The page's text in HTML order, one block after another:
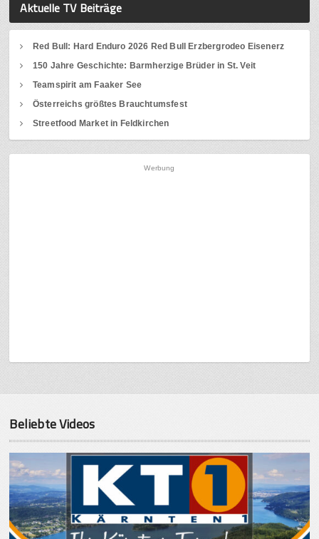
Aktuelle TV Beiträge
Red Bull: Hard Enduro 2026 Red Bull Erzbergrodeo Eisenerz
150 Jahre Geschichte: Barmherzige Brüder in St. Veit
Teamspirit am Faaker See
Österreichs größtes Brauchtumsfest
Streetfood Market in Feldkirchen
Werbung
Beliebte Videos